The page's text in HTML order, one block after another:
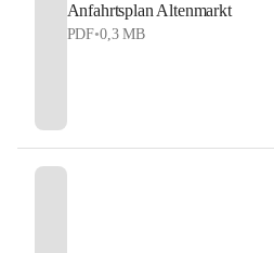
Anfahrtsplan Altenmarkt
PDF•0,3 MB